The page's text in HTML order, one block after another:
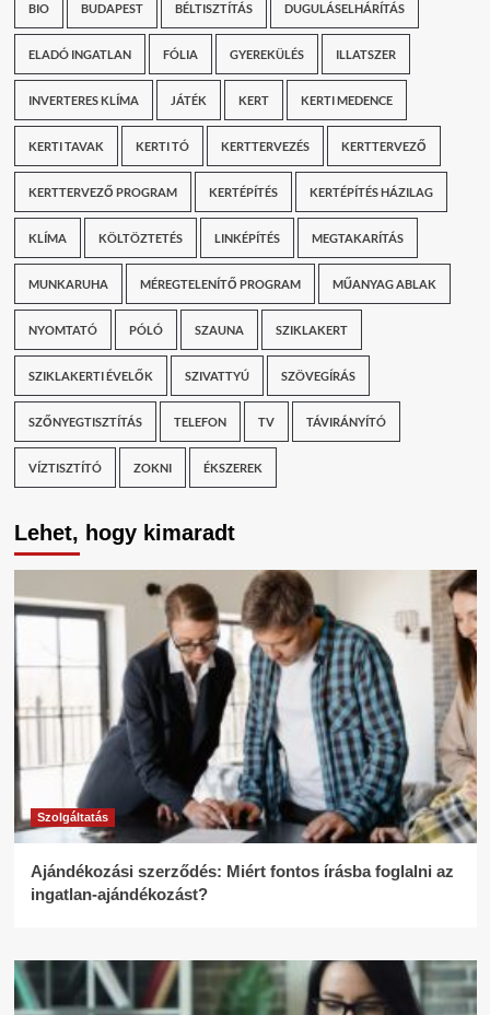
BIO BUDAPEST BÉLTISZTÍTÁS DUGULÁSELHÁRÍTÁS
ELADÓ INGATLAN FÓLIA GYEREKÜLÉS ILLATSZER
INVERTERES KLÍMA JÁTÉK KERT KERTI MEDENCE
KERTI TAVAK KERTI TÓ KERTTERVEZÉS KERTTERVEZŐ
KERTTERVEZŐ PROGRAM KERTÉPÍTÉS KERTÉPÍTÉS HÁZILAG
KLÍMA KÖLTÖZTETÉS LINKÉPÍTÉS MEGTAKARÍTÁS
MUNKARUHA MÉREGTELENÍTŐ PROGRAM MŰANYAG ABLAK
NYOMTATÓ PÓLÓ SZAUNA SZIKLAKERT
SZIKLAKERTI ÉVELŐK SZIVATTYÚ SZÖVEGÍRÁS
SZŐNYEGTISZTÍTÁS TELEFON TV TÁVIRÁNYÍTÓ
VÍZTISZTÍTÓ ZOKNI ÉKSZEREK
Lehet, hogy kimaradt
Szolgáltatás
Ajándékozási szerződés: Miért fontos írásba foglalni az
ingatlan-ajándékozást?